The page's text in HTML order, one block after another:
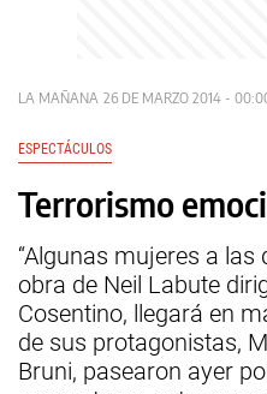
LA MAÑANA 26 DE MARZO 2014 -
ESPECTÁCULOS
Terrorismo
“Algunas mujeres a las
obra de Neil Labute
Cosentino, llegará en
de sus protagonistas,
Bruni, pasearon ayer